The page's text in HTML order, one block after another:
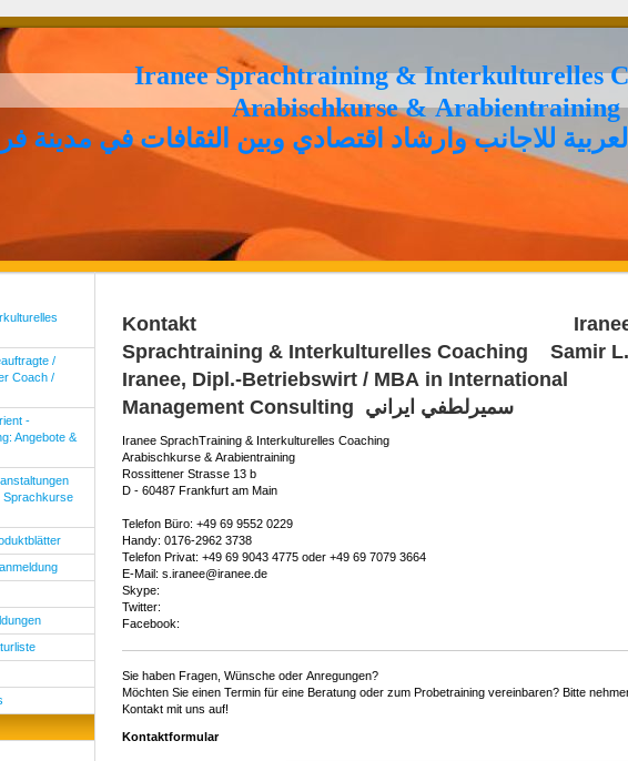
Iranee Sprachtraining & Interkulturelles
Arabischkurse & Arabientraining
للاجانب وارشاد اقتصادي وبين الثقافات في مدينة
/
Coach /
-
Angebote &
Sprachkurse
Kontakt
Sprachtraining & Interkulturelles Coaching Samir L.
Iranee, Dipl.-Betriebswirt / MBA in International
Management Consulting سميرلطفي ايراني
Iranee SprachTraining & Interkulturelles Coaching
Arabischkurse & Arabientraining
Rossittener Strasse 13 b
D - 60487 Frankfurt am Main
Telefon Büro: +49 69 9552 0229
Handy: 0176-2962 3738
Telefon Privat: +49 69 9043 4775 oder +49 69 7079 3664
E-Mail: s.iranee@iranee.de
Skype:
Twitter:
Facebook:
Sie haben Fragen, Wünsche oder Anregungen?
Möchten Sie einen Termin für eine Beratung oder zum Probetraining vereinbaren? Bitte
Kontakt mit uns auf!
Kontaktformular